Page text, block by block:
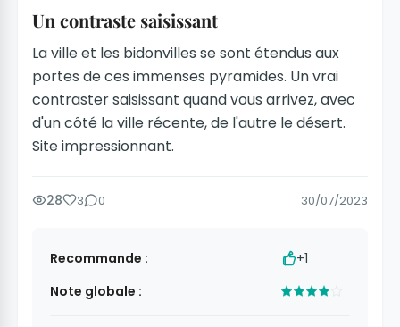
Un contraste saisissant
La ville et les bidonvilles se sont étendus aux
portes de ces immenses pyramides. Un vrai
contraster saisissant quand vous arrivez, avec
d'un côté la ville récente, de l'autre le désert.
Site impressionnant.
28 3 0 30/07/2023
Recommande :
+1
Note globale :